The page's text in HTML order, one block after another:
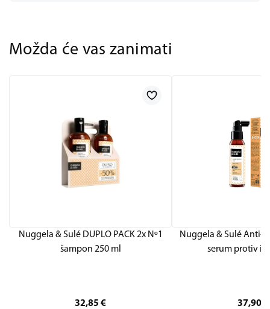
Možda će vas zanimati
Nuggela & Sulé DUPLO PACK 2x Nº1
šampon 250 ml
32,85 €
Nuggela & Sulé Anti-
serum protiv
37,90